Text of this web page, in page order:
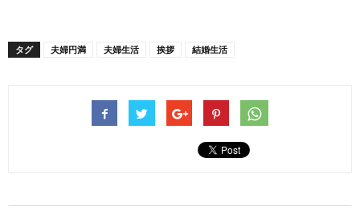
タグ 夫婦円満 夫婦生活 挨拶 結婚生活